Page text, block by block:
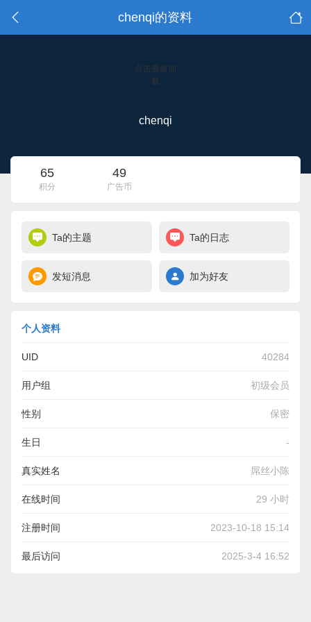
chenqi的资料
点击重新加
载
chenqi
65
积分
49
广告币
Ta的主题 Ta的日志
发短消息 加为好友
个人资料
UID 40284
用户组 初级会员
性别 保密
生日 -
真实姓名 屌丝小陈
在线时间 29 小时
注册时间 2023-10-18 15:14
最后访问 2025-3-4 16:52